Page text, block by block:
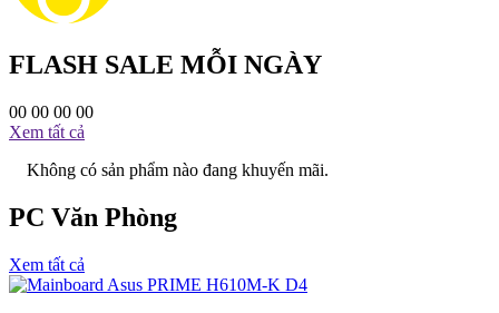
FLASH SALE MỖI NGÀY
00 00 00 00
Xem tất cả
Không có sản phẩm nào đang khuyến mãi.
PC Văn Phòng
Xem tất cả